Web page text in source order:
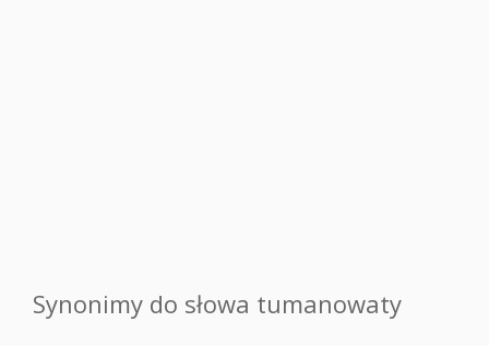
Synonimy do słowa tumanowaty